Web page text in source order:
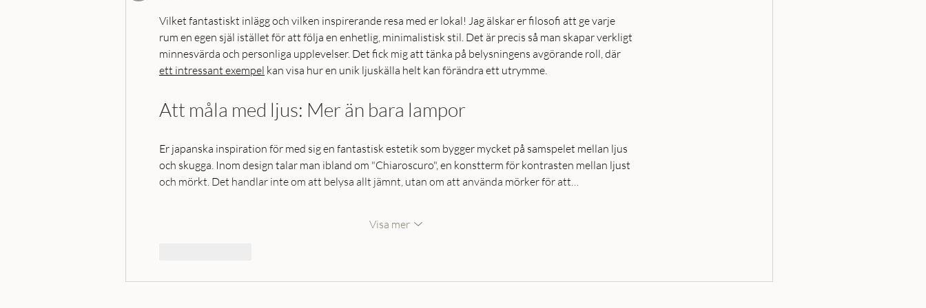
Vilket fantastiskt inlägg och vilken inspirerande resa med er lokal! Jag älskar er filosofi att ge varje
rum en egen själ istället för att följa en enhetlig, minimalistisk stil. Det är precis så man skapar verkligt
minnesvärda och personliga upplevelser. Det fick mig att tänka på belysningens avgörande roll, där
ett intressant exempel kan visa hur en unik ljuskälla helt kan förändra ett utrymme.
Att måla med ljus: Mer än bara lampor
Er japanska inspiration för med sig en fantastisk estetik som bygger mycket på samspelet mellan ljus
och skugga. Inom design talar man ibland om "Chiaroscuro", en konstterm för kontrasten mellan ljust
och mörkt. Det handlar inte om att belysa allt jämnt, utan om att använda mörker för att…
Visa mer